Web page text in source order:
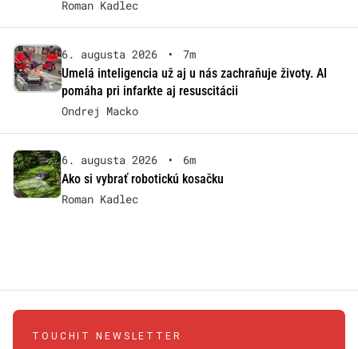
Roman Kadlec
6. augusta 2026 •
7m
Umelá inteligencia už aj u nás zachraňuje životy. AI
pomáha pri infarkte aj resuscitácii
Ondrej Macko
6. augusta 2026 •
6m
Ako si vybrať robotickú kosačku
Roman Kadlec
TOUCHIT NEWSLETTER